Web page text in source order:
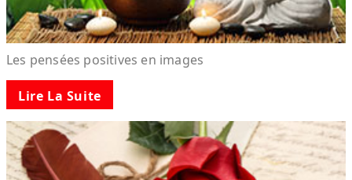
Les pensées positives en images
Lire La Suite